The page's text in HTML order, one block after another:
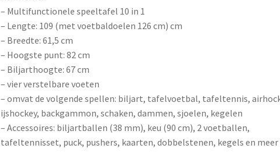
– Multifunctionele speeltafel 10 in 1
– Lengte: 109 (met voetbaldoelen 126 cm) cm
– Breedte: 61,5 cm
– Hoogste punt: 82 cm
– Biljarthoogte: 67 cm
– vier verstelbare voeten
– omvat de volgende spellen: biljart, tafelvoetbal, tafeltennis,
ijshockey, backgammon, schaken, dammen, sjoelen, kegelen
– Accessoires: biljartballen (38 mm), keu (90 cm), 2 voetballen,
tafeltennisset, puck, pushers, kaarten, dobbelstenen, kegels en meer